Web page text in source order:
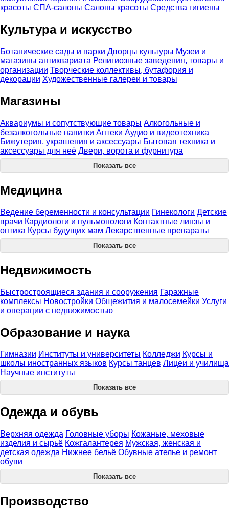
красоты СПА-салоны Салоны красоты Средства гигиены
Культура и искусство
Ботанические сады и парки Дворцы культуры Музеи и
магазины антиквариата Религиозные заведения, товары и
организации Творческие коллективы, бутафория и
декорации Художественные галереи и товары
Магазины
Аквариумы и сопутствующие товары Алкогольные и
безалкогольные напитки Аптеки Аудио и видеотехника
Бижутерия, украшения и аксессуары Бытовая техника и
аксессуары для неё Двери, ворота и фурнитура
Показать все
Медицина
Ведение беременности и консультации Гинекологи Детские
врачи Кардиологи и пульмонологи Контактные линзы и
оптика Курсы будущих мам Лекарственные препараты
Показать все
Недвижимость
Быстростроящиеся здания и сооружения Гаражные
комплексы Новостройки Общежития и малосемейки Услуги
и операции с недвижимостью
Образование и наука
Гимназии Институты и университеты Колледжи Курсы и
школы иностранных языков Курсы танцев Лицеи и училища
Научные институты
Показать все
Одежда и обувь
Верхняя одежда Головные уборы Кожаные, меховые
изделия и сырьё Кожгалантерея Мужская, женская и
детская одежда Нижнее бельё Обувные ателье и ремонт
обуви
Показать все
Производство